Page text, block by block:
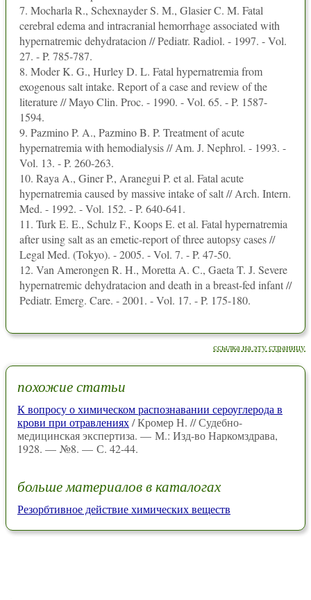
7. Mocharla R., Schexnayder S. M., Glasier C. M. Fatal
cerebral edema and intracranial hemorrhage associated with
hypernatremic dehydratacion // Pediatr. Radiol. - 1997. - Vol.
27. - P. 785-787.
8. Moder K. G., Hurley D. L. Fatal hypernatremia from
exogenous salt intake. Report of a case and review of the
literature // Mayo Clin. Proc. - 1990. - Vol. 65. - P. 1587-
1594.
9. Pazmino P. A., Pazmino B. P. Treatment of acute
hypernatremia with hemodialysis // Am. J. Nephrol. - 1993. -
Vol. 13. - P. 260-263.
10. Raya A., Giner P., Aranegui P. et al. Fatal acute
hypernatremia caused by massive intake of salt // Arch. Intern.
Med. - 1992. - Vol. 152. - P. 640-641.
11. Turk E. E., Schulz F., Koops E. et al. Fatal hypernatremia
after using salt as an emetic-report of three autopsy cases //
Legal Med. (Tokyo). - 2005. - Vol. 7. - P. 47-50.
12. Van Amerongen R. H., Moretta A. C., Gaeta T. J. Severe
hypernatremic dehydratacion and death in a breast-fed infant //
Pediatr. Emerg. Care. - 2001. - Vol. 17. - P. 175-180.
ссылка на эту страницу
похожие статьи
К вопросу о химическом распознавании сероуглерода в
крови при отравлениях/ Кромер Н. // Судебно-
медицинская экспертиза. — М.: Изд-во Наркомздрава,
1928. — №8. — С. 42-44.
больше материалов в каталогах
Резорбтивное действие химических веществ